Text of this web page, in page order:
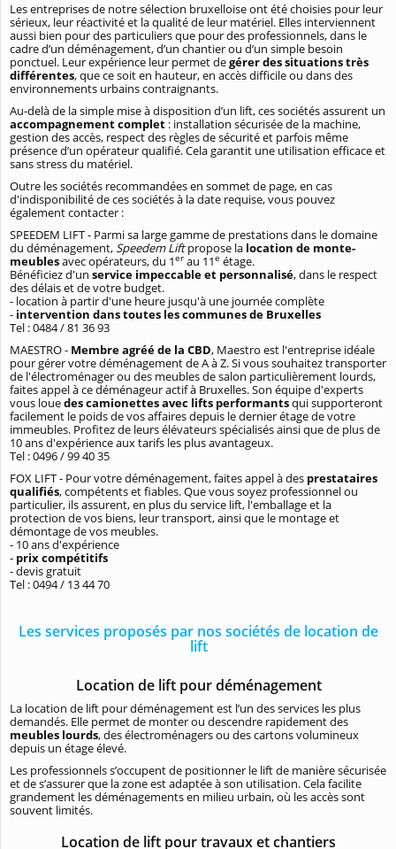
Les entreprises de notre sélection bruxelloise ont été choisies pour leur
sérieux, leur réactivité et la qualité de leur matériel. Elles interviennent
aussi bien pour des particuliers que pour des professionnels, dans le
cadre d’un déménagement, d’un chantier ou d’un simple besoin
ponctuel. Leur expérience leur permet degérer des situations très
différentes, que ce soit en hauteur, en accès difficile ou dans des
environnements urbains contraignants.
Au-delà de la simple mise à disposition d’un lift, ces sociétés assurent un
accompagnement complet : installation sécurisée de la machine,
gestion des accès, respect des règles de sécurité et parfois même
présence d’un opérateur qualifié. Cela garantit une utilisation efficace et
sans stress du matériel.
Outre les sociétés recommandées en sommet de page, en cas
d'indisponibilité de ces sociétés à la date requise, vous pouvez
également contacter :
SPEEDEM LIFT - Parmi sa large gamme de prestations dans le domaine
du déménagement,Speedem Liftpropose la location de monte-
meublesavec opérateurs, du 1er au 11e étage.
Bénéficiez d'un service impeccable et personnalisé, dans le respect
des délais et de votre budget.
- location à partir d'une heure jusqu'à une journée complète
- intervention dans toutes les communes de Bruxelles
Tel : 0484 / 81 36 93
MAESTRO - Membre agréé de la CBD, Maestro est l'entreprise idéale
pour gérer votre déménagement de A à Z. Si vous souhaitez transporter
de l'électroménager ou des meubles de salon particulièrement lourds,
faites appel à ce déménageur actif à Bruxelles. Son équipe d'experts
vous louedes camionettes avec lifts performantsqui supporteront
facilement le poids de vos affaires depuis le dernier étage de votre
immeubles. Profitez de leurs élévateurs spécialisés ainsi que de plus de
10 ans d'expérience aux tarifs les plus avantageux.
Tel : 0496 / 99 40 35
FOX LIFT - Pour votre déménagement, faites appel à des prestataires
qualifiés, compétents et fiables. Que vous soyez professionnel ou
particulier, ils assurent, en plus du service lift, l'emballage et la
protection de vos biens, leur transport, ainsi que le montage et
démontage de vos meubles.
- 10 ans d'expérience
- prix compétitifs
- devis gratuit
Tel : 0494 / 13 44 70
Les services proposés par nos sociétés de location de
lift
Location de lift pour déménagement
La location de lift pour déménagement est l’un des services les plus
demandés. Elle permet de monter ou descendre rapidement des
meubles lourds, des électroménagers ou des cartons volumineux
depuis un étage élevé.
Les professionnels s’occupent de positionner le lift de manière sécurisée
et de s’assurer que la zone est adaptée à son utilisation. Cela facilite
grandement les déménagements en milieu urbain, où les accès sont
souvent limités.
Location de lift pour travaux et chantiers